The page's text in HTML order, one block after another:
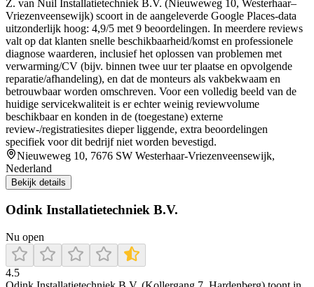
Z. van Nuil Installatietechniek B.V. (Nieuweweg 10, Westerhaar–
Vriezenveensewijk) scoort in de aangeleverde Google Places-data
uitzonderlijk hoog: 4,9/5 met 9 beoordelingen. In meerdere reviews
valt op dat klanten snelle beschikbaarheid/komst en professionele
diagnose waarderen, inclusief het oplossen van problemen met
verwarming/CV (bijv. binnen twee uur ter plaatse en opvolgende
reparatie/afhandeling), en dat de monteurs als vakbekwaam en
betrouwbaar worden omschreven. Voor een volledig beeld van de
huidige servicekwaliteit is er echter weinig reviewvolume
beschikbaar en konden in de (toegestane) externe
review-/registratiesites dieper liggende, extra beoordelingen
specifiek voor dit bedrijf niet worden bevestigd.
Nieuweweg 10, 7676 SW Westerhaar-Vriezenveensewijk,
Nederland
Bekijk details
Odink Installatietechniek B.V.
Nu open
4.5